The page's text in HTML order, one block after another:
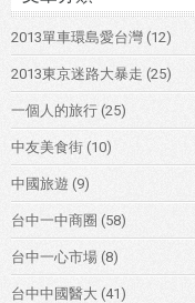
2013單車環島愛台灣 (12)
2013東京迷路大暴走 (25)
一個人的旅行 (25)
中友美食街 (10)
中國旅遊 (9)
台中一中商圈 (58)
台中一心市場 (8)
台中中國醫大 (41)